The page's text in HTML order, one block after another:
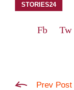
STORIES24
Fb Tw
Prev Post